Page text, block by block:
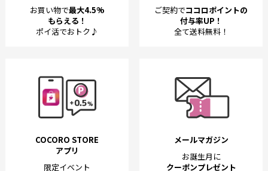
お買い物で最大4.5%
もらえる！
ポイ活でおトク♪
ご契約でココロポイントの
付与率UP！
全て送料無料！
COCORO STORE
アプリ
限定イベント
メールマガジン
お誕生月に
クーポンプレゼント